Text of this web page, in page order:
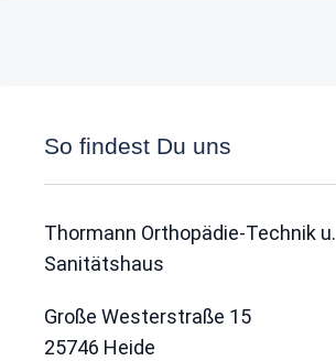
So findest Du uns
Thormann Orthopädie-Technik u.
Sanitätshaus
Große Westerstraße 15
25746 Heide